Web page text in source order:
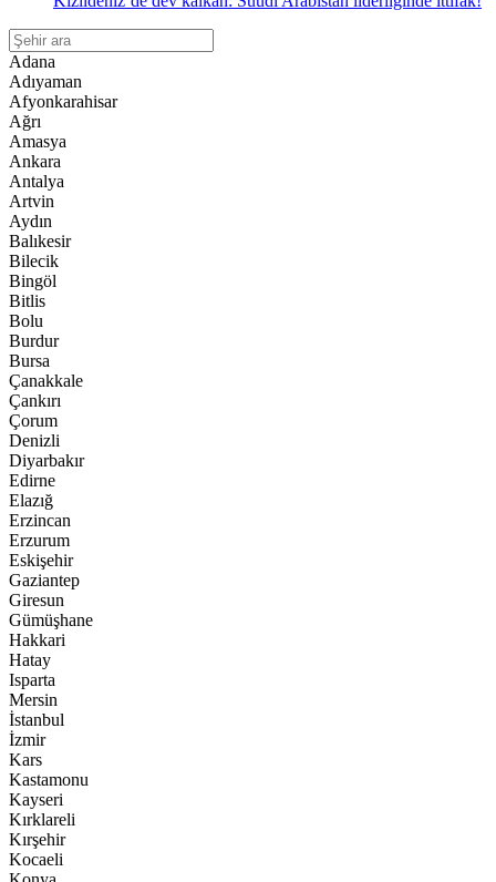
Adana
Adıyaman
Afyonkarahisar
Ağrı
Amasya
Ankara
Antalya
Artvin
Aydın
Balıkesir
Bilecik
Bingöl
Bitlis
Bolu
Burdur
Bursa
Çanakkale
Çankırı
Çorum
Denizli
Diyarbakır
Edirne
Elazığ
Erzincan
Erzurum
Eskişehir
Gaziantep
Giresun
Gümüşhane
Hakkari
Hatay
Isparta
Mersin
İstanbul
İzmir
Kars
Kastamonu
Kayseri
Kırklareli
Kırşehir
Kocaeli